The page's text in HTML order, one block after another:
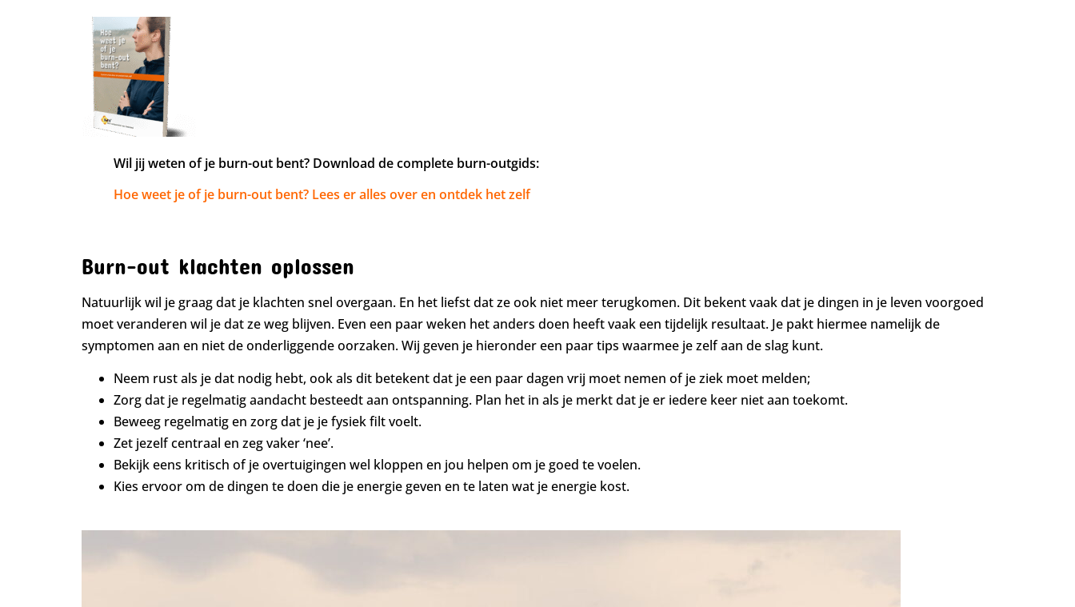
Wil jij weten of je burn-out bent? Download de complete burn-outgids:
Hoe weet je of je burn-out bent? Lees er alles over en ontdek het zelf
Burn-out klachten oplossen
Natuurlijk wil je graag dat je klachten snel overgaan. En het liefst dat ze ook niet meer terugkomen. Dit bekent vaak dat je dingen in je leven voorgoed
moet veranderen wil je dat ze weg blijven. Even een paar weken het anders doen heeft vaak een tijdelijk resultaat. Je pakt hiermee namelijk de
symptomen aan en niet de onderliggende oorzaken. Wij geven je hieronder een paar tips waarmee je zelf aan de slag kunt.
Neem rust als je dat nodig hebt, ook als dit betekent dat je een paar dagen vrij moet nemen of je ziek moet melden;
Zorg dat je regelmatig aandacht besteedt aan ontspanning. Plan het in als je merkt dat je er iedere keer niet aan toekomt.
Beweeg regelmatig en zorg dat je je fysiek filt voelt.
Zet jezelf centraal en zeg vaker ‘nee’.
Bekijk eens kritisch of je overtuigingen wel kloppen en jou helpen om je goed te voelen.
Kies ervoor om de dingen te doen die je energie geven en te laten wat je energie kost.